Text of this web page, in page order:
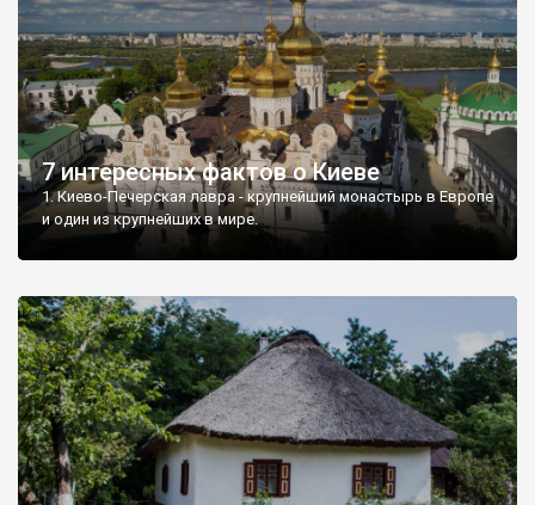
7 интересных фактов о Киеве
1. Киево-Печерская лавра - крупнейший монастырь в Европе
и один из крупнейших в мире.